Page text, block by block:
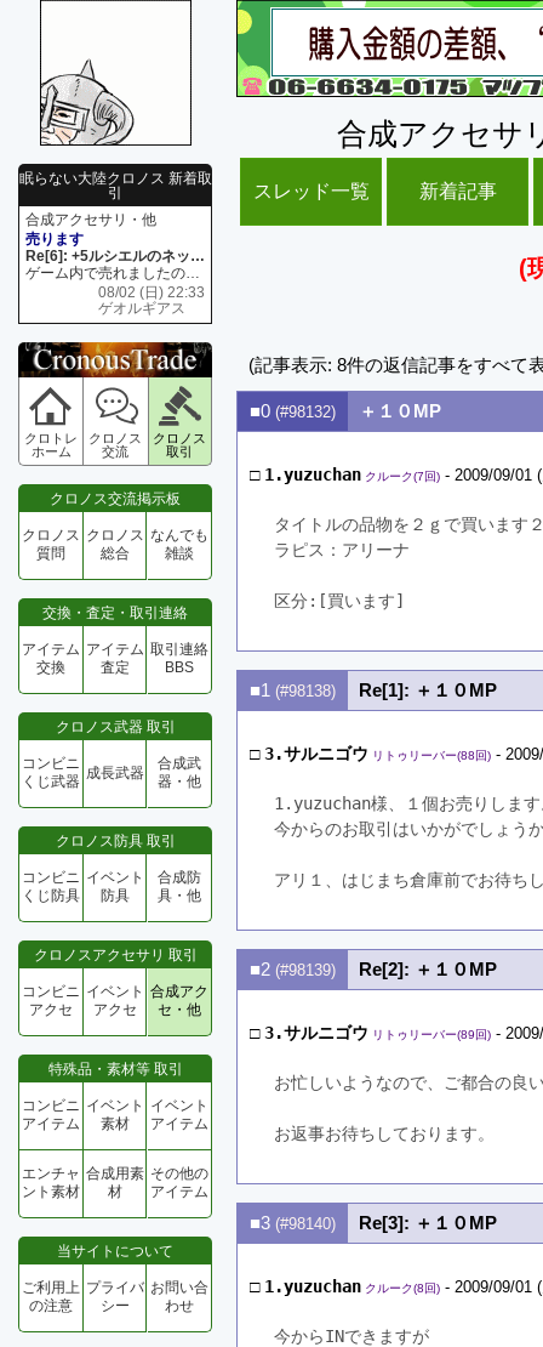
眠らない大陸クロノス 新着取
引
合成アクセサリ・他
売ります
Re[6]: +5ルシエルのネックレス
ゲーム内で売れましたので 在庫がネク1 リング4 となります リングのお値段は80G といたします
08/02 (日) 22:33
ゲオルギアス
クロトレ
ホーム
クロノス
交流
クロノス
取引
クロノス交流掲示板
クロノス
質問
クロノス
総合
なんでも
雑談
交換・査定・取引連絡
アイテム
交換
アイテム
査定
取引連絡
BBS
クロノス武器 取引
コンビニ
くじ武器 成長武器
合成武
器・他
クロノス防具 取引
コンビニ
くじ防具
イベント
防具
合成防
具・他
クロノスアクセサリ 取引
コンビニ
アクセ
イベント
アクセ
合成アク
セ・他
特殊品・素材等 取引
コンビニ
アイテム
イベント
素材
イベント
アイテム
エンチャ
ント素材
合成用素
材
その他の
アイテム
当サイトについて
ご利用上
の注意
プライバ
シー
お問い合
わせ
合成アクセサ
スレッド一覧 新着記事
(
(記事表示: 8件の返信記事をすべて
■0 (#98132) ＋１０MP
□ 1.yuzuchan クルーク(7回) - 2009/09/01
タイトルの品物を２ｇで買います
ラピス：アリーナ
区分:[買います]
■1 (#98138) Re[1]: ＋１０MP
□3.サルニゴウ リトゥリーバー(88回) -
1.yuzuchan様、１個お売りしま
今からのお取引はいかがでしょう
アリ１、はじまち倉庫前でお待ち
■2 (#98139) Re[2]: ＋１０MP
□3.サルニゴウ リトゥリーバー(89回) -
お忙しいようなので、ご都合の良
お返事お待ちしております。
■3 (#98140) Re[3]: ＋１０MP
□ 1.yuzuchan クルーク(8回) - 2009/09/01
今からINできますが